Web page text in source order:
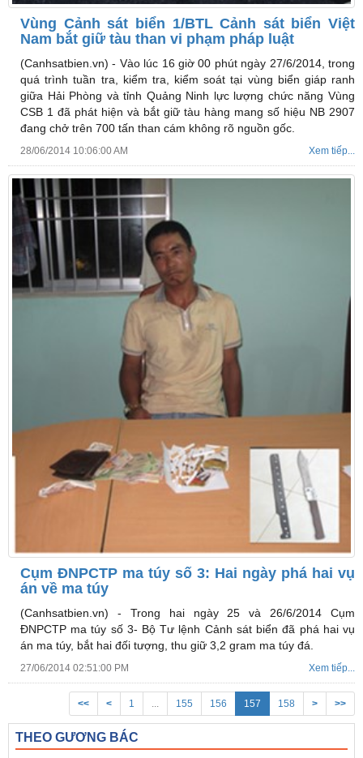
Vùng Cảnh sát biển 1/BTL Cảnh sát biển Việt
Nam bắt giữ tàu than vi phạm pháp luật
(Canhsatbien.vn) - Vào lúc 16 giờ 00 phút ngày 27/6/2014, trong
quá trình tuần tra, kiểm tra, kiểm soát tại vùng biển giáp ranh
giữa Hải Phòng và tỉnh Quảng Ninh lực lượng chức năng Vùng
CSB 1 đã phát hiện và bắt giữ tàu hàng mang số hiệu NB 2907
đang chở trên 700 tấn than cám không rõ nguồn gốc.
28/06/2014 10:06:00 AM Xem tiếp...
Cụm ĐNPCTP ma túy số 3: Hai ngày phá hai vụ
án về ma túy
(Canhsatbien.vn) - Trong hai ngày 25 và 26/6/2014 Cụm
ĐNPCTP ma túy số 3- Bộ Tư lệnh Cảnh sát biển đã phá hai vụ
án ma túy, bắt hai đối tượng, thu giữ 3,2 gram ma túy đá.
27/06/2014 02:51:00 PM Xem tiếp...
<< < 1 ... 155 156 157 158 > >>
THEO GƯƠNG BÁC